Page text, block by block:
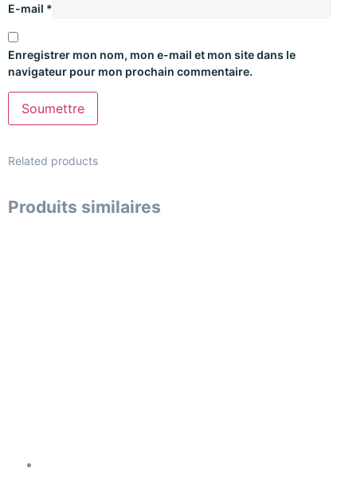
E-mail *
Enregistrer mon nom, mon e-mail et mon site dans le
navigateur pour mon prochain commentaire.
Related products
Produits similaires